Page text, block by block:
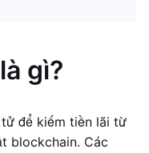
gì?
để kiếm tiền lãi từ
blockchain. Các